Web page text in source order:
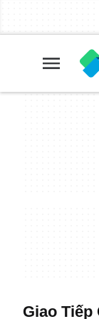
Giao